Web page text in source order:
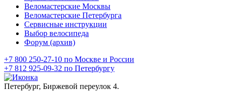
Веломастерские Москвы
Веломастерские Петербурга
Сервисные инструкции
Выбор велосипеда
Форум (архив)
+7 800 250-27-10 по Москве и России
+7 812 925-09-32 по Петербургу
Петербург, Биржевой переулок 4.